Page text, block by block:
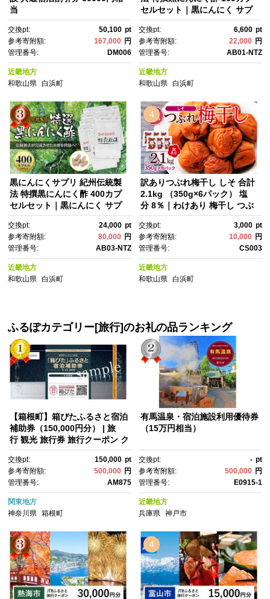
当
交換pt: 50,100 pt
参考寄附額:
167,000 円
管理番号:
DM006
近畿地方
和歌山県
白浜町
セルセット｜黒にんにく サプ
にく酢 カプセル 健康食品 発酵
食品 免疫力 美容 健康維持 疲労
回復 抗酸化作用 ビタミン サポ
ート 健康習慣 栄養補給 熟成 に
んにくパワー 栄養価 生活習慣
病予防【黒にんにく 黒にんに
く 黒にんにく 黒にんにく 黒に
んにく】
交換pt: 6,600 pt
参考寄附額:
22,000 円
管理番号:
AB01-NTZ
近畿地方
和歌山県 白浜町
黒にんにくサプリ 紀州伝統製
法 特撰黒にんにく酢 400カプ
セルセット｜黒にんにく サプ
にく酢 カプセル 健康食品 発酵
食品 免疫力 美容 健康維持 疲労
回復 抗酸化作用 ビタミン サポ
ート 健康習慣 栄養補給 熟成 に
んにくパワー 栄養価 生活習慣
病予防【黒にんにく 黒にんに
交換pt: 24,000 pt
参考寄附額:
80,000 円
管理番号:
AB03-NTZ
近畿地方
和歌山県
白浜町
4
訳ありつぶれ梅干し しそ 合計
2.1kg （350g×6パック） 塩
分 8％｜わけあり 梅干し つぶ
産 梅干し おつまみ お弁当 梅干
し 和食 お取り寄せ 梅干しセッ
ト ギフト 梅干し 健康食品 しそ
風味 梅干し保存 梅干し料理 梅
干し活用 食卓 梅干し 梅干うめ
ぼし ウメボシ
交換pt: 3,000 pt
参考寄附額:
10,000 円
管理番号:
CS003
近畿地方
和歌山県 白浜町
ふるぽカテゴリー[旅行]のお礼の品ランキング
【箱根町】箱ぴたふるさと宿泊
補助券（150,000円分） | 旅
行 観光 旅行券 旅行クーポン ク
奈川県ふるさと納税 神奈川
県 箱根町
交換pt: 150,000 pt
参考寄附額:
500,000 円
管理番号:
AM875
関東地方
神奈川県
箱根町
有馬温泉・宿泊施設利用優待券
（15万円相当）
交換pt: - pt
参考寄附額:
500,000 円
管理番号:
E0915-1
近畿地方
兵庫県 神戸市
4